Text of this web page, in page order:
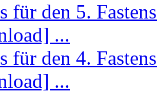
für den 5.
...
für den 4.
...